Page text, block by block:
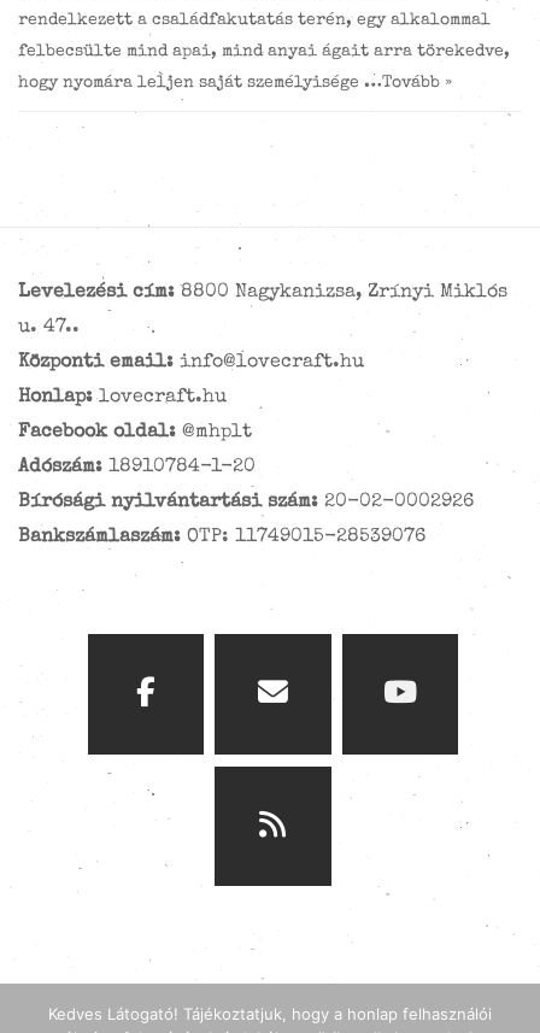
rendelkezett a családfakutatás terén, egy alkalommal
felbecsülte mind apai, mind anyai ágait arra törekedve,
hogy nyomára leljen saját személyisége …Tovább »
Levelezési cím: 8800 Nagykanizsa, Zrínyi Miklós
u. 47..
Központi email: info@lovecraft.hu
Honlap:lovecraft.hu
Facebook oldal: @mhplt
Adószám: 18910784-1-20
Bírósági nyilvántartási szám: 20-02-0002926
Bankszámlaszám: OTP: 11749015-28539076
Kedves Látogató! Tájékoztatjuk, hogy a honlap felhasználói